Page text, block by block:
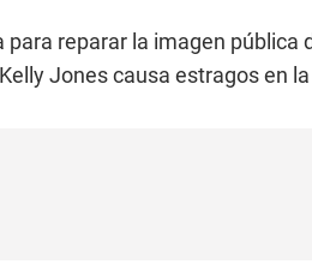
para reparar la imagen pública
Jones causa estragos en